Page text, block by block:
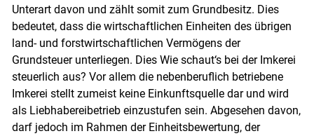
Unterart davon und zählt somit zum Grundbesitz. Dies
bedeutet, dass die wirtschaftlichen Einheiten des übrigen
land- und forstwirtschaftlichen Vermögens der
Grundsteuer unterliegen. Dies Wie schaut‘s bei der Imkerei
steuerlich aus? Vor allem die nebenberuflich betriebene
Imkerei stellt zumeist keine Einkunftsquelle dar und wird
als Liebhabereibetrieb einzustufen sein. Abgesehen davon,
darf jedoch im Rahmen der Einheitsbewertung, der